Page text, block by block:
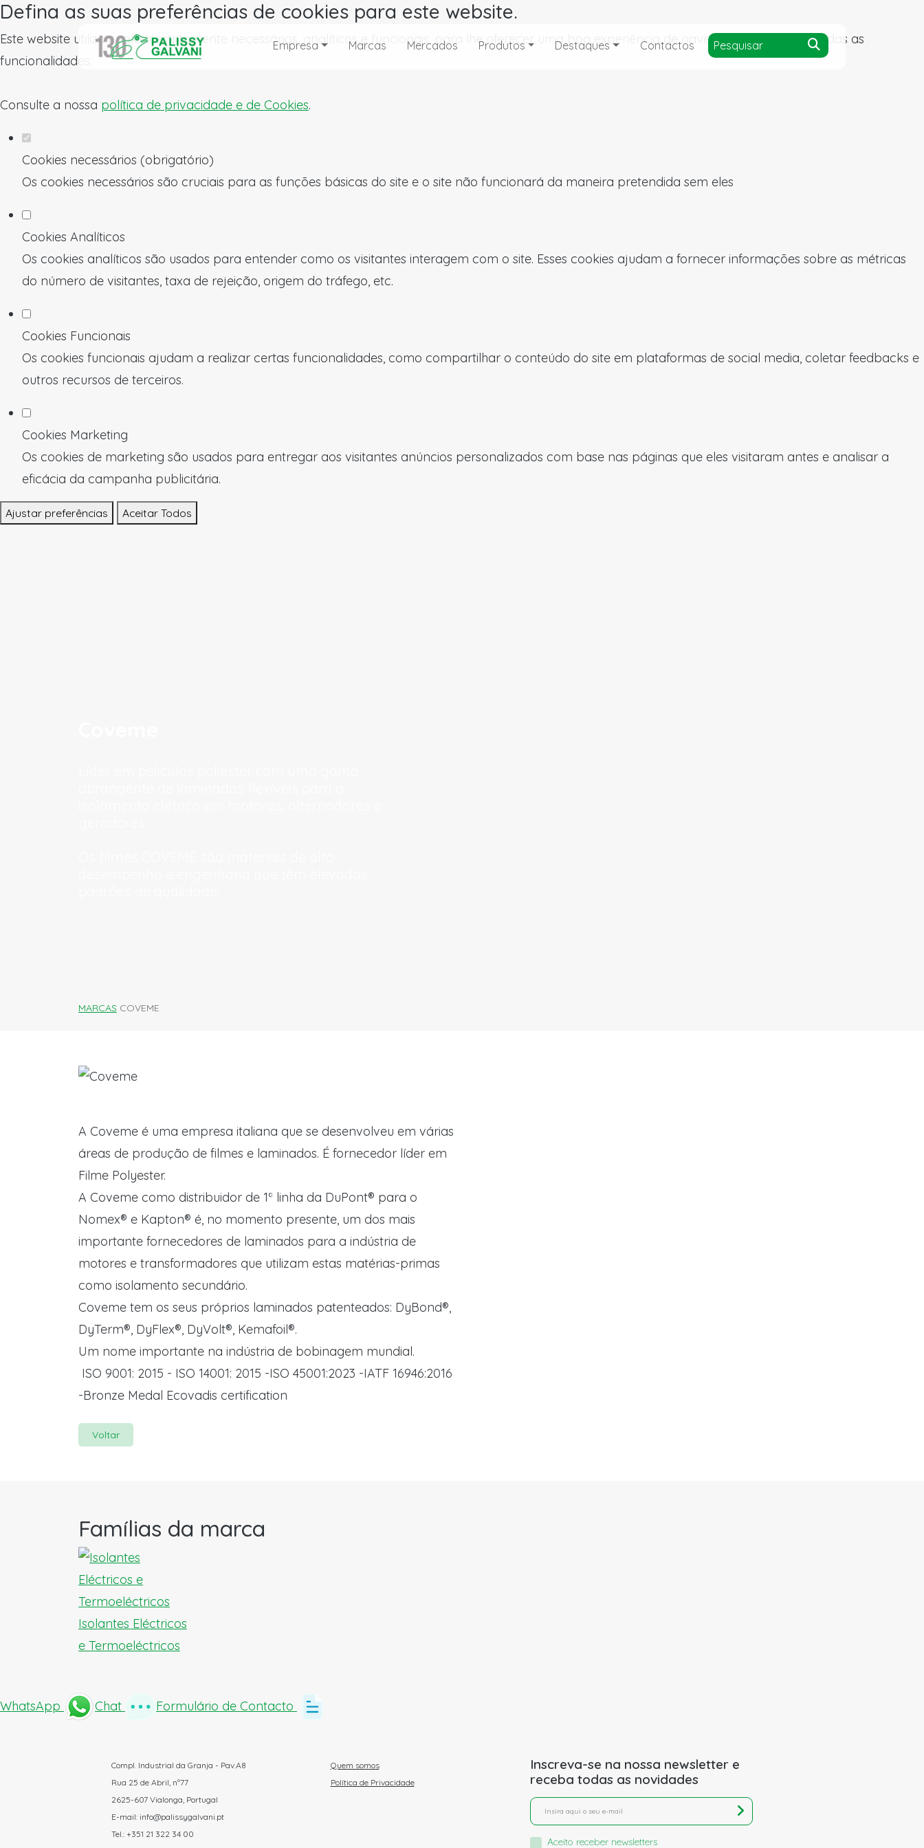
Defina as suas preferências de cookies para este website.
Este website utiliza cookies estritamente necessários, analíticos e funcionais, para lhe oferecer uma boa experiência de navegação e acesso a todas as
funcionalidades.
Consulte a nossa política de privacidade e de Cookies.
Cookies necessários (obrigatório)
Os cookies necessários são cruciais para as funções básicas do site e o site não funcionará da maneira pretendida sem eles
Cookies Analíticos
Os cookies analíticos são usados para entender como os visitantes interagem com o site. Esses cookies ajudam a fornecer informações sobre as métricas
do número de visitantes, taxa de rejeição, origem do tráfego, etc.
Cookies Funcionais
Os cookies funcionais ajudam a realizar certas funcionalidades, como compartilhar o conteúdo do site em plataformas de social media, coletar feedbacks e
outros recursos de terceiros.
Cookies Marketing
Os cookies de marketing são usados para entregar aos visitantes anúncios personalizados com base nas páginas que eles visitaram antes e analisar a
eficácia da campanha publicitária.
Ajustar preferências Aceitar Todos
Empresa Marcas Mercados Produtos Destaques Contactos
MARCAS COVEME
A Coveme é uma empresa italiana que se desenvolveu em várias
áreas de produção de filmes e laminados. É fornecedor líder em
Filme Polyester.
A Coveme como distribuidor de 1ª linha da DuPont® para o
Nomex® e Kapton® é, no momento presente, um dos mais
importante fornecedores de laminados para a indústria de
motores e transformadores que utilizam estas matérias-primas
como isolamento secundário.
Coveme tem os seus próprios laminados patenteados: DyBond®,
DyTerm®, DyFlex®, DyVolt®, Kemafoil®.
Um nome importante na indústria de bobinagem mundial.
ISO 9001: 2015 - ISO 14001: 2015 -ISO 45001:2023 -IATF 16946:2016
-Bronze Medal Ecovadis certification
Voltar
Famílias da marca
Isolantes Eléctricos
e Termoeléctricos
WhatsApp Chat Formulário de Contacto
Compl. Industrial da Granja - Pav.A8
Rua 25 de Abril, nº77
2625-607 Vialonga, Portugal
E-mail: info@palissygalvani.pt
Tel.: +351 21 322 34 00
Quem somos
Política de Privacidade
Inscreva-se na nossa newsletter e
receba todas as novidades
Aceito receber newsletters